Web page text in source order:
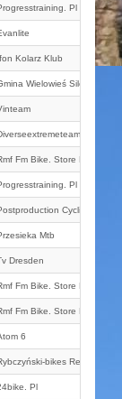
Pl Damovo
Kolarz Klub
Wielowieś Silesia
Fm Bike. Store Bielsko
Pl Damovo
Cycling Team
Mtb
Dresden
Fm Bike. Store Bielsko
Fm Bike. Store Bielsko
6
bikes Remmers
Pl